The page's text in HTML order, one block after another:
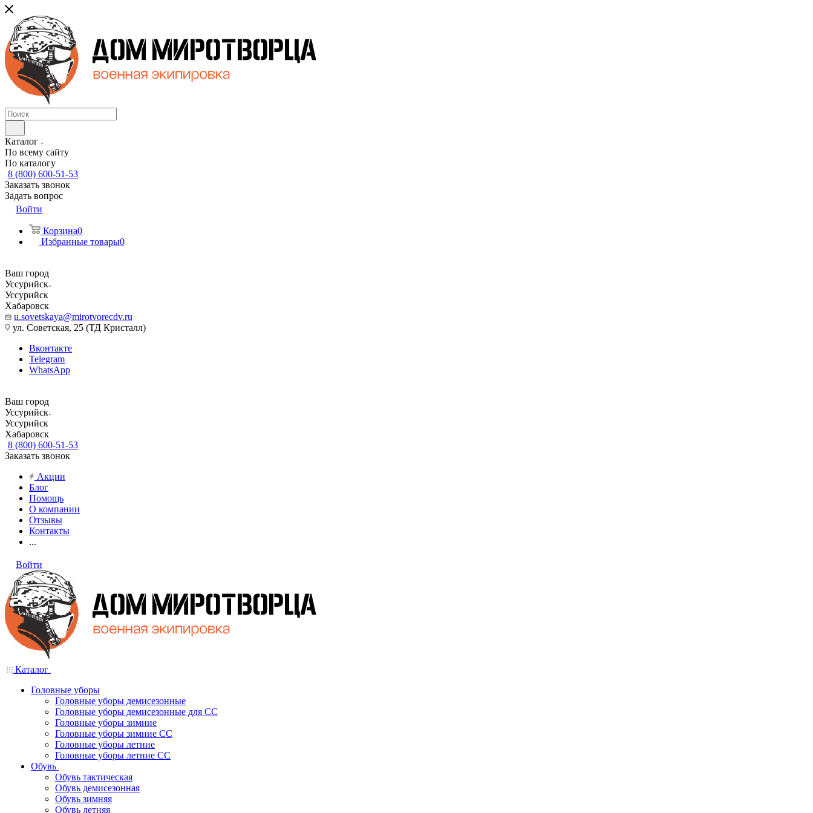
Каталог
По всему сайту
По каталогу
8 (800) 600-51-53
Заказать звонок
Задать вопрос
Войти
Корзина0
Избранные товары0
Ваш город
Уссурийск
Уссурийск
Хабаровск
u.sovetskaya@mirotvorecdv.ru
ул. Советская, 25 (ТД Кристалл)
Вконтакте
Telegram
WhatsApp
Ваш город
Уссурийск
Уссурийск
Хабаровск
8 (800) 600-51-53
Заказать звонок
Акции
Блог
Помощь
О компании
Отзывы
Контакты
...
Войти
Каталог
Головные уборы
Головные уборы демисезонные
Головные уборы демисезонные для СС
Головные уборы зимние
Головные уборы зимние СС
Головные уборы летние
Головные уборы летние СС
Обувь
Обувь тактическая
Обувь демисезонная
Обувь зимняя
Обувь летняя